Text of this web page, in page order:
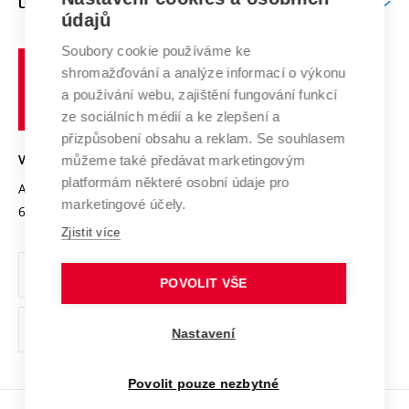
E-přihláška
Doktorské studium
Podpora podnikání
Systém zajišťování kvality výzkumu
Výzkumné infrastruktury
Transfer znalostí
Open Science
Projekty
Projekty ze strukturálních fondů
Specifický výzkum
Zahraniční spolupráce
Spolupráce se školami
Služby univerzity
Mezinárodní dohody
Univerzitní sítě
Profil univerzity
Udržitelná univerzita
Podnikavá univerzita / ContriBUTe
Bezpečná univerzita
Vyznamenání
Organizační struktura
Ochrana osobních údajů
odkaz)
učení
technické
VYSOKÉ UČENÍ TECHNICKÉ V BRNĚ
Antonínská 548/1
602 00 Brno
www.vut.cz
vut@vutbr.cz
údajů
Soubory cookie používáme ke
shromažďování a analýze informací o výkonu
a používání webu, zajištění fungování funkcí
ze sociálních médií a ke zlepšení a
přizpůsobení obsahu a reklam. Se souhlasem
můžeme také předávat marketingovým
platformám některé osobní údaje pro
marketingové účely.
Zjistit více
POVOLIT VŠE
Nastavení
Povolit pouze nezbytné